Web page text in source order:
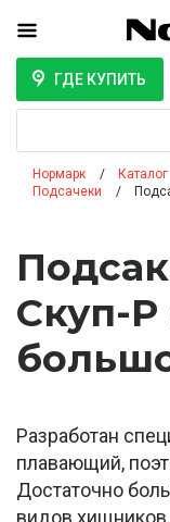
ГДЕ КУПИТЬ
Нормарк Каталог
Подсачеки
Скуп-Р
Разработан
плавающий,
Достаточно